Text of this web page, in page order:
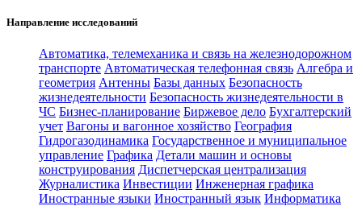
Направление исследований
Автоматика, телемеханика и связь на железнодорожном
транспорте Автоматическая телефонная связь Алгебра и
геометрия Антенны Базы данных Безопасность
жизнедеятельности Безопасность жизнедеятельности в
ЧС Бизнес-планирование Биржевое дело Бухгалтерский
учет Вагоны и вагонное хозяйство География
Гидрогазодинамика Государственное и муниципальное
управление Графика Детали машин и основы
конструирования Диспетчерская централизация
Журналистика Инвестиции Инженерная графика
Иностранные языки Иностранный язык Информатика